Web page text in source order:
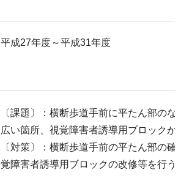
平成27年度～平成31年度
〔課題〕：横断歩道手前に平たん部の
広い箇所、視覚障害者誘導用ブロック
〔対策〕：横断歩道手前の平たん部の
覚障害者誘導用ブロックの改修等を行う